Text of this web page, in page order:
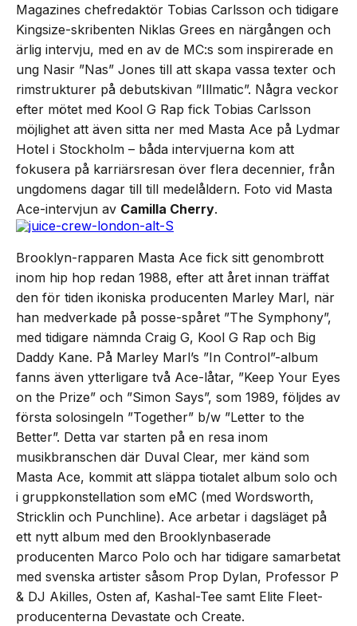
Magazines chefredaktör Tobias Carlsson och tidigare
Kingsize-skribenten Niklas Grees en närgången och
ärlig intervju, med en av de MC:s som inspirerade en
ung Nasir ”Nas” Jones till att skapa vassa texter och
rimstrukturer på debutskivan ”Illmatic”. Några veckor
efter mötet med Kool G Rap fick Tobias Carlsson
möjlighet att även sitta ner med Masta Ace på Lydmar
Hotel i Stockholm – båda intervjuerna kom att
fokusera på karriärsresan över flera decennier, från
ungdomens dagar till till medelåldern. Foto vid Masta
Ace-intervjun av Camilla Cherry.
Brooklyn-rapparen Masta Ace fick sitt genombrott
inom hip hop redan 1988, efter att året innan träffat
den för tiden ikoniska producenten Marley Marl, när
han medverkade på posse-spåret ”The Symphony”,
med tidigare nämnda Craig G, Kool G Rap och Big
Daddy Kane. På Marley Marl’s ”In Control”-album
fanns även ytterligare två Ace-låtar, ”Keep Your Eyes
on the Prize” och ”Simon Says”, som 1989, följdes av
första solosingeln ”Together” b/w ”Letter to the
Better”. Detta var starten på en resa inom
musikbranschen där Duval Clear, mer känd som
Masta Ace, kommit att släppa tiotalet album solo och
i gruppkonstellation som eMC (med Wordsworth,
Stricklin och Punchline). Ace arbetar i dagsläget på
ett nytt album med den Brooklynbaserade
producenten Marco Polo och har tidigare samarbetat
med svenska artister såsom Prop Dylan, Professor P
& DJ Akilles, Osten af, Kashal-Tee samt Elite Fleet-
producenterna Devastate och Create.